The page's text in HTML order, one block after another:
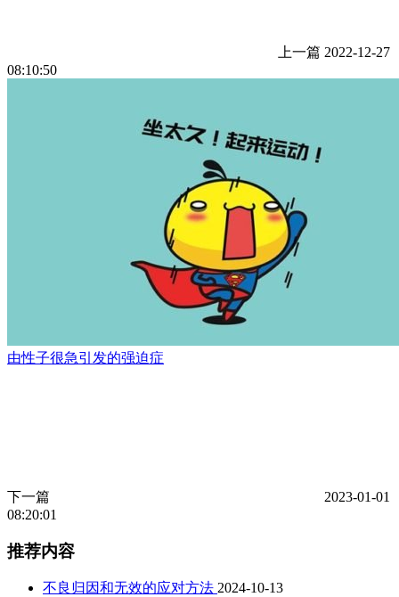
上一篇 2022-12-27
08:10:50
由性子很急引发的强迫症
下一篇
2023-01-01
08:20:01
推荐内容
不良归因和无效的应对方法 2024-10-13